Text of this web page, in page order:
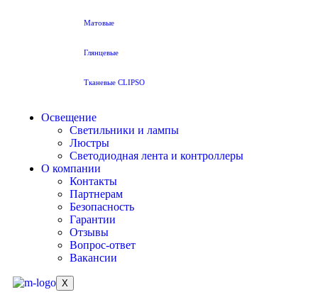
Матовые
Глянцевые
Тканевые CLIPSO
Освещение
Светильники и лампы
Люстры
Светодиодная лента и контроллеры
О компании
Контакты
Партнерам
Безопасность
Гарантии
Отзывы
Вопрос-ответ
Вакансии
X